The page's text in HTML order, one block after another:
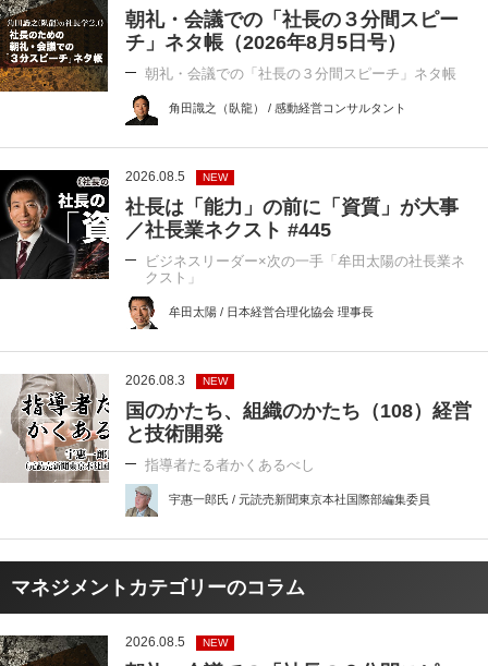
朝礼・会議での「社長の３分間スピー
チ」ネタ帳（2026年8月5日号）
朝礼・会議での「社長の３分間スピーチ」ネタ帳
角田識之（臥龍） / 感動経営コンサルタント
2026.08.5 NEW
社長は「能力」の前に「資質」が大事
／社長業ネクスト #445
ビジネスリーダー×次の一手「牟田太陽の社長業ネ
クスト」
牟田太陽 / 日本経営合理化協会 理事長
2026.08.3 NEW
国のかたち、組織のかたち（108）経営
と技術開発
指導者たる者かくあるべし
宇惠一郎氏 / 元読売新聞東京本社国際部編集委員
マネジメントカテゴリーのコラム
2026.08.5 NEW